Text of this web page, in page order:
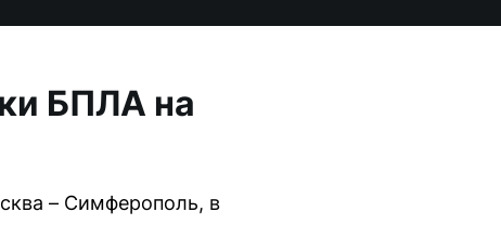
БПЛА на
– Симферополь, в